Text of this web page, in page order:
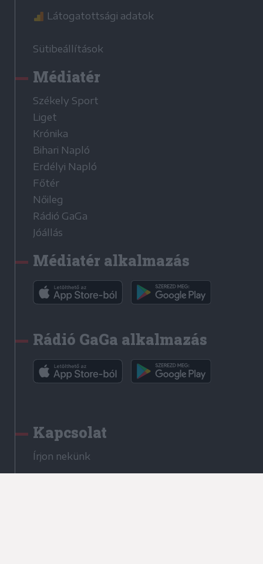
Látogatottsági adatok
Sütibeállítások
Médiatér
Székely Sport
Liget
Krónika
Bihari Napló
Erdélyi Napló
Főtér
Nőileg
Rádió GaGa
Jóállás
Médiatér alkalmazás
Rádió GaGa alkalmazás
Kapcsolat
Írjon nekünk